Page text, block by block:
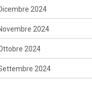
2024
2024
2024
2024